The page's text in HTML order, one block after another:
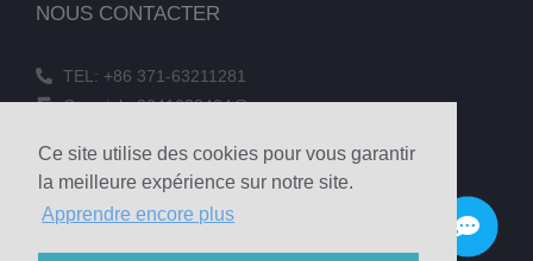
Ce site utilise des cookies pour vous garantir
la meilleure expérience sur notre site.
Apprendre encore plus
NOUS CONTACTER
TEL: +86 371-63211281
Courriel : 3241038404@qq.com
Téléphone : +86 18039336686